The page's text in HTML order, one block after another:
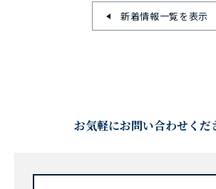
新着情報一覧を表示
お気軽にお問い合わせくだ